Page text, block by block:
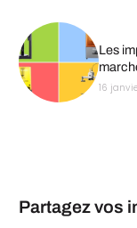
Les
16
Partagez vos